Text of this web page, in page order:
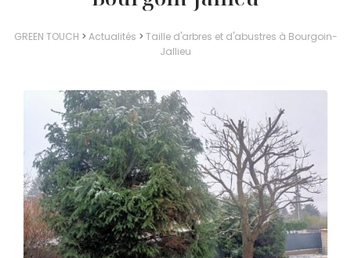
GREEN TOUCH > Actualités > Taille d'arbres et d'abustres à Bourgoin-
Jallieu